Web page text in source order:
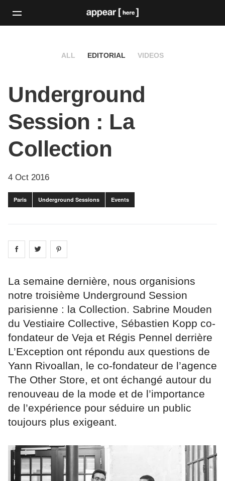
ALL EDITORIAL VIDEOS
Underground
Session : La
Collection
4 Oct 2016
Paris Underground Sessions Events
Share on facebook
Share on
La semaine dernière, nous organisions
notre troisième Underground Session
parisienne : la Collection. Sabrine Mouden
du Vestiaire Collective, Sébastien Kopp co-
fondateur de Veja et Régis Pennel derrière
L’Exception ont répondu aux questions de
Yann Rivoallan, le co-fondateur de l’agence
The Other Store, et ont échangé autour du
renouveau de la mode et de l’importance
de l’expérience pour séduire un public
toujours plus exigeant.